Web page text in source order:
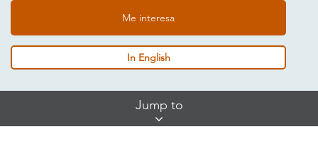
Me interesa
In English
Jump to